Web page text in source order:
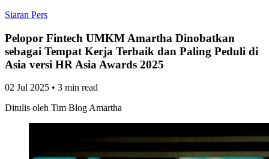
Siaran Pers
Pelopor Fintech UMKM Amartha Dinobatkan
sebagai Tempat Kerja Terbaik dan Paling Peduli di
Asia versi HR Asia Awards 2025
02 Jul 2025 • 3 min read
Ditulis oleh Tim Blog Amartha